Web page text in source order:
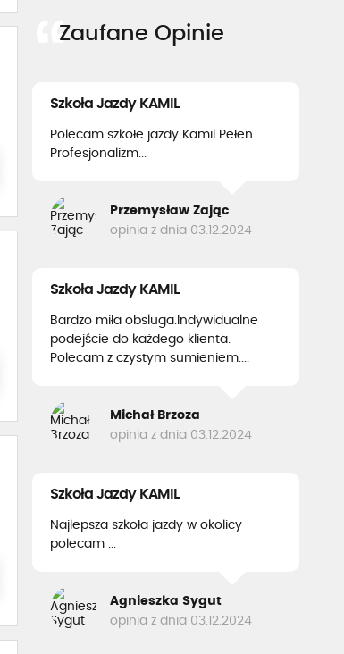
Zaufane Opinie
Szkoła Jazdy KAMIL
Polecam szkołe jazdy Kamil Pełen
Profesjonalizm...
Przemysław Zając
opinia z dnia 03.12.2024
Szkoła Jazdy KAMIL
Bardzo miła obsluga.Indywidualne
podejście do każdego klienta.
Polecam z czystym sumieniem....
Michał Brzoza
opinia z dnia 03.12.2024
Szkoła Jazdy KAMIL
Najlepsza szkoła jazdy w okolicy
polecam ...
Agnieszka Sygut
opinia z dnia 03.12.2024